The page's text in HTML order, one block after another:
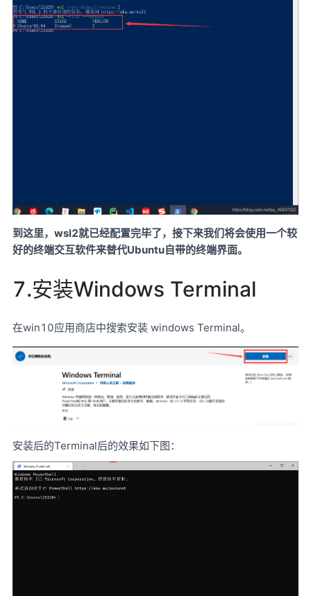
到这里，wsl2就已经配置完毕了，接下来我们将会使用一个较
好的终端交互软件来替代Ubuntu自带的终端界面。
7.安装Windows Terminal
在win10应用商店中搜索安装 windows Terminal。
安装后的Terminal后的效果如下图：